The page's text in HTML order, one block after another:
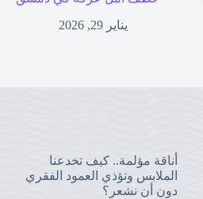
يناير 29, 2026
أناقة مؤلمة.. كيف تخدعنا
الملابس وتؤذي العمود الفقري
دون أن نشعر؟